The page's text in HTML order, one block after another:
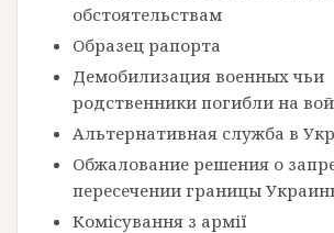
обстоятельствам
Образец рапорта
Демобилизация военных чьи
родственники погибли на
Альтернативная служба в
Обжалование решения о
пересечении границы
Комісування з армії